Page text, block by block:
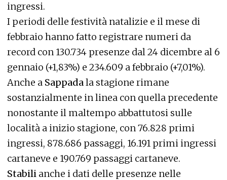
ingressi.
I periodi delle festività natalizie e il mese di
febbraio hanno fatto registrare numeri da
record con 130.734 presenze dal 24 dicembre al 6
gennaio (+1,83%) e 234.609 a febbraio (+7,01%).
Anche a Sappadala stagione rimane
sostanzialmente in linea con quella precedente
nonostante il maltempo abbattutosi sulle
località a inizio stagione, con 76.828 primi
ingressi, 878.686 passaggi, 16.191 primi ingressi
cartaneve e 190.769 passaggi cartaneve.
Stabili anche i dati delle presenze nelle